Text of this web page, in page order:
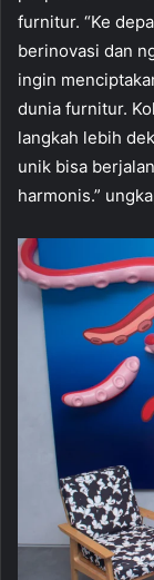
furnitur. “Ke
berinovasi dan
ingin
dunia furnitur.
langkah lebih
unik bisa
harmonis.”